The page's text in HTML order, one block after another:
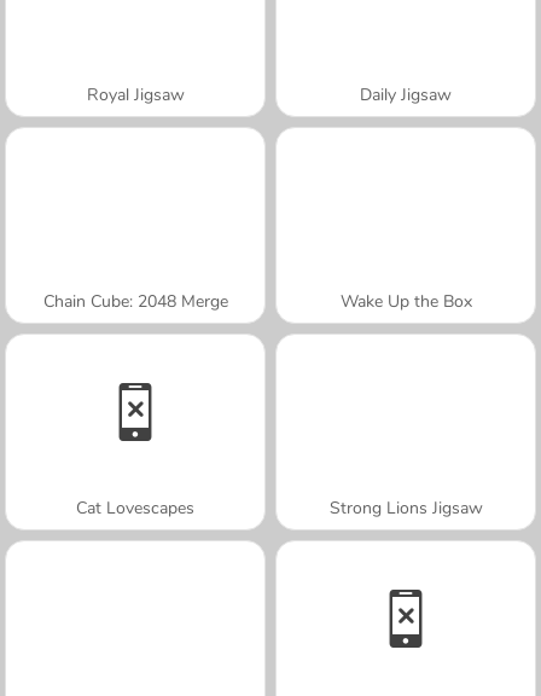
Royal Jigsaw Daily Jigsaw
Chain Cube: 2048 Merge Wake Up the Box
Cat Lovescapes Strong Lions Jigsaw